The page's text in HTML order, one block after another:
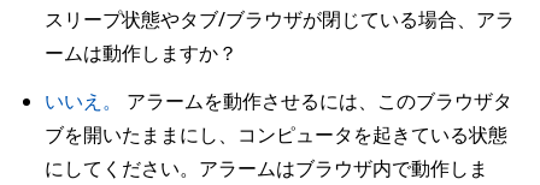
スリープ状態やタブ/ブラウザが閉じている場合、アラ
ームは動作しますか？
いいえ。
アラームを動作させるには、このブラウザタ
ブを開いたままにし、コンピュータを起きている状態
にしてください。アラームはブラウザ内で動作しま